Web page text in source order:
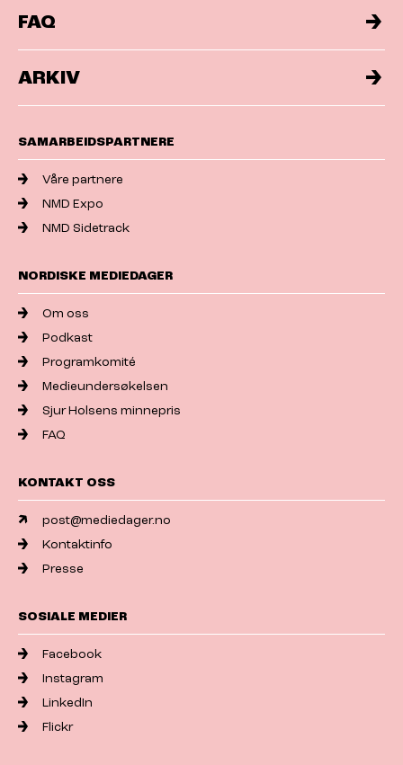
FAQ
ARKIV
SAMARBEIDSPARTNERE
Våre partnere
NMD Expo
NMD Sidetrack
NORDISKE MEDIEDAGER
Om oss
Podkast
Programkomité
Medieundersøkelsen
Sjur Holsens minnepris
FAQ
KONTAKT OSS
post@mediedager.no
Kontaktinfo
Presse
SOSIALE MEDIER
Facebook
Instagram
LinkedIn
Flickr